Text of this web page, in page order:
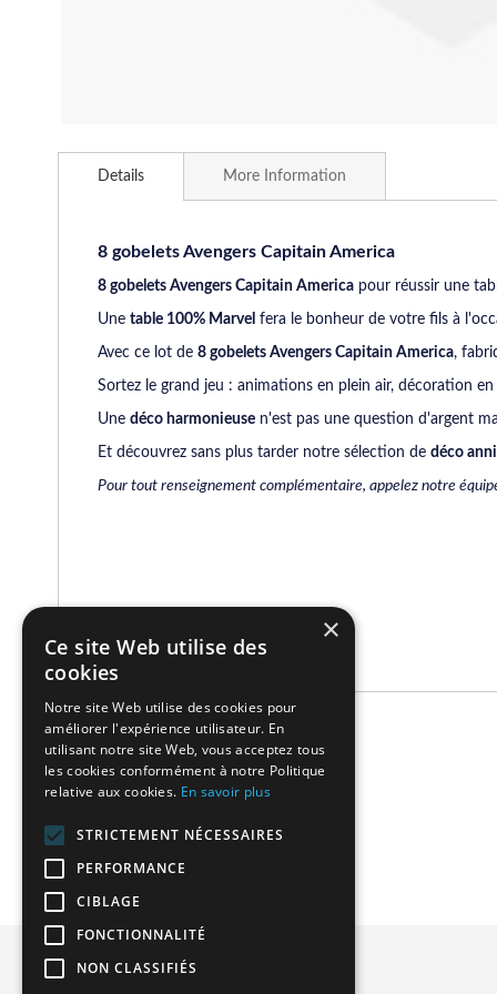
to
gallery
Details
8 gobelets Avengers Capitain America
8 gobelets Avengers Capitain America pour réussir une
Une table 100% Marvel fera le bonheur de votre fils à
Avec ce lot de 8 gobelets Avengers Capitain America,
Sortez le grand jeu : animations en plein air, décoration
Une déco harmonieuse n'est pas une question d'argent
Et découvrez sans plus tarder notre sélection de déco
Pour tout renseignement complémentaire, appelez notre
More Information
Related Products
Privacy and Cookie Policy
×
Ce site Web utilise des
cookies
Notre site Web utilise des cookies pour
améliorer l'expérience utilisateur. En
utilisant notre site Web, vous acceptez tous
les cookies conformément à notre Politique
relative aux cookies. En savoir plus
STRICTEMENT NÉCESSAIRES
PERFORMANCE
CIBLAGE
FONCTIONNALITÉ
NON CLASSIFIÉS